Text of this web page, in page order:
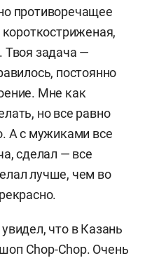
противоречащее
Твоя задача —
постоянно
Мне как
но все равно
А с мужиками все
сделал — все
лучше, чем во
что в Казань
Chop-Chop. Очень